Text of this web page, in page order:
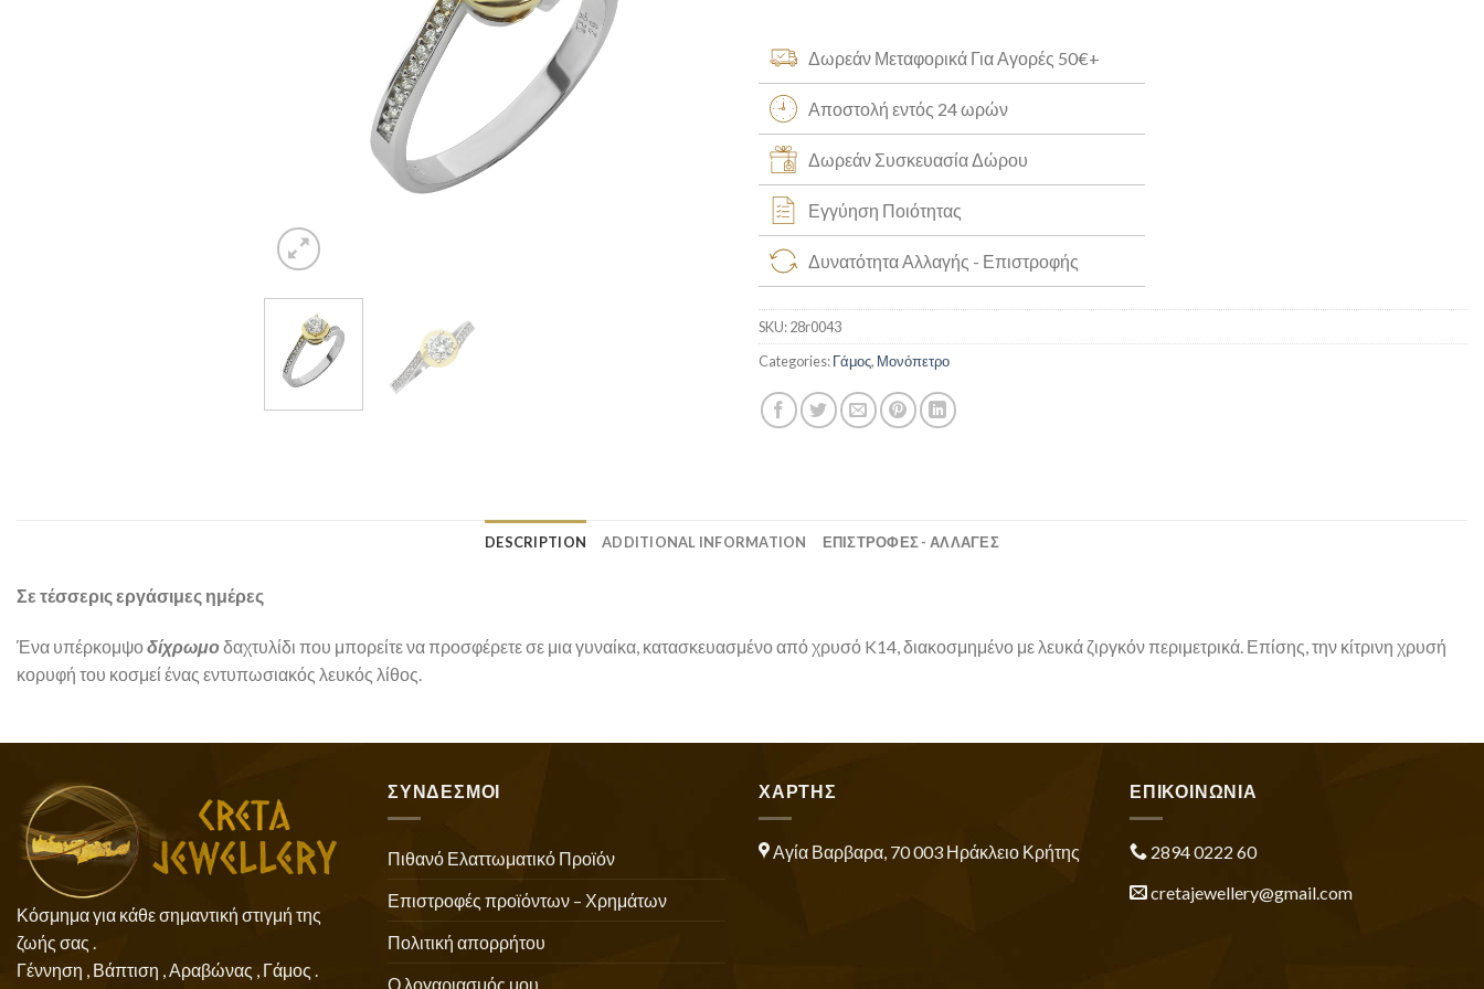
Δωρεάν Μεταφορικά Για Αγορές 50€+
Αποστολή εντός 24 ωρών
Δωρεάν Συσκευασία Δώρου
Εγγύηση Ποιότητας
Δυνατότητα Αλλαγής - Επιστροφής
SKU:28r0043
Categories:Γάμος, Μονόπετρο
DESCRIPTION ADDITIONAL INFORMATION ΕΠΙΣΤΡΟΦΕΣ - ΑΛΛΑΓΕΣ
Σε τέσσερις εργάσιμες ημέρες
Ένα υπέρκομψοδίχρωμοδαχτυλίδι που μπορείτε να προσφέρετε σε μια γυναίκα, κατασκευασμένο από χρυσό K14, διακοσμημένο με λευκά ζιργκόν περιμετρικά. Επίσης, την κίτρινη χρυσή
κορυφή του κοσμεί ένας εντυπωσιακός λευκός λίθος.
Κόσμημα για κάθε σημαντική στιγμή της
ζωής σας .
Γέννηση , Βάπτιση , Αραβώνας , Γάμος .
ΣΥΝΔΕΣΜΟΙ
Πιθανό Ελαττωματικό Προϊόν
Επιστροφές προϊόντων – Χρημάτων
Πολιτική απορρήτου
Ο λογαριασμός μου
ΧΑΡΤΗΣ
Αγία Βαρβαρα, 70 003 Ηράκλειο Κρήτης
ΕΠΙΚΟΙΝΩΝΙΑ
2894 0222 60
cretajewellery@gmail.com